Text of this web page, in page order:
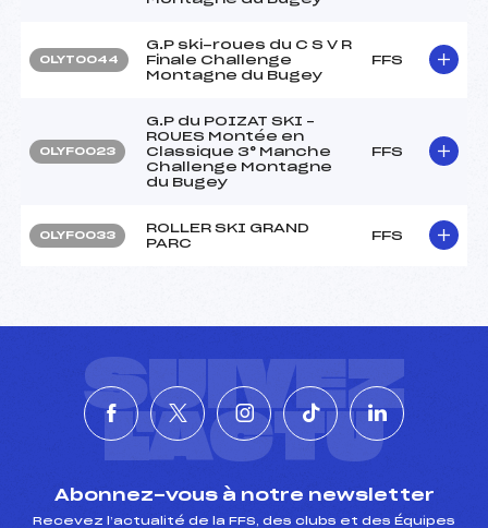
OLYT0044
G.P ski-roues du C S V R
Finale Challenge
Montagne du Bugey
FFS
OLYF0023
G.P du POIZAT SKI –
ROUES Montée en
Classique 3° Manche
Challenge Montagne
du Bugey
FFS
OLYF0033
ROLLER SKI GRAND
PARC
FFS
SUIVEZ
L'ACTU
Abonnez-vous à notre newsletter
Recevez l’actualité de la FFS, des clubs et des Équipes